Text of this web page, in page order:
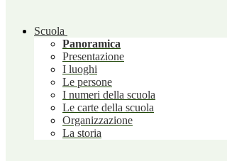
Scuola
Panoramica
Presentazione
I luoghi
Le persone
I numeri della scuola
Le carte della scuola
Organizzazione
La storia